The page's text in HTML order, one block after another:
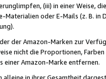
(iii) in einer Weise,
oder E-Mails (z. B. in
der Amazon-Marken zur
nicht die Proportionen,
einer Amazon-Marke entfernen.
alleine in ihrer Gesamtheit